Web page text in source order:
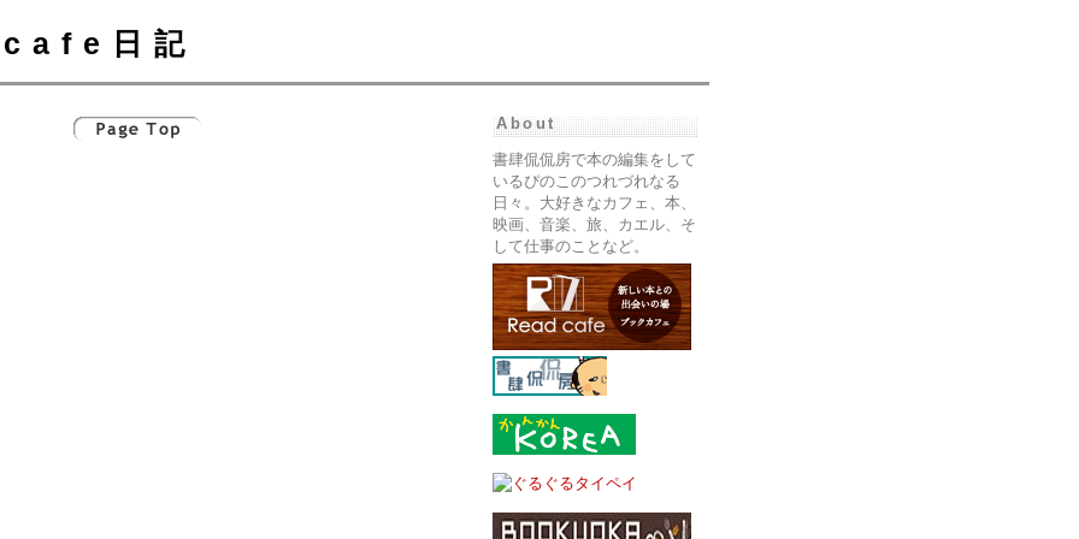
cafe日記
About
書肆侃侃房で本の編集をして
いるぴのこのつれづれなる
日々。大好きなカフェ、本、
映画、音楽、旅、カエル、そ
して仕事のことなど。